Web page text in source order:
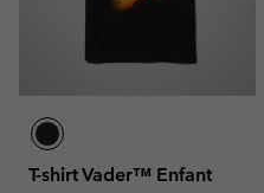
T-shirt Vader™ Enfant